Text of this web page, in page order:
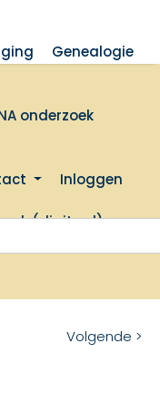
Genealogie
onderzoek
Inloggen
(digitaal)
Volgende >